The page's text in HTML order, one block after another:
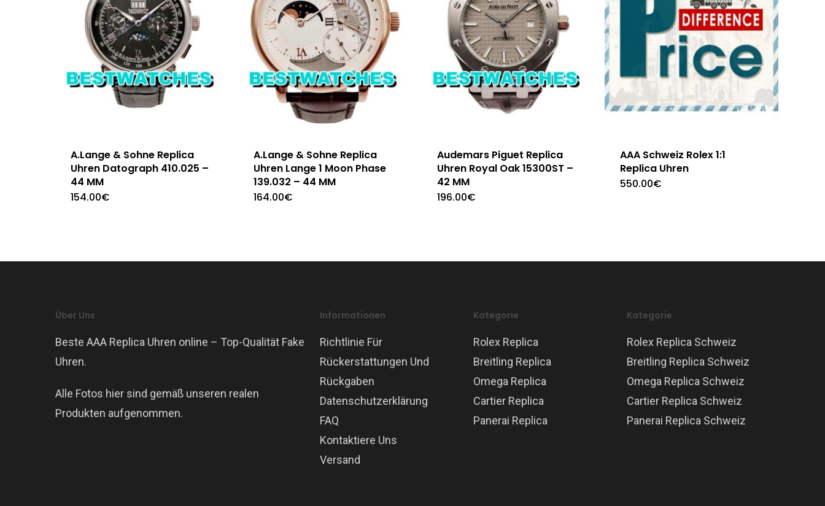
A.Lange & Sohne Replica
Uhren Datograph 410.025 –
44 MM
154.00€
A.Lange & Sohne Replica
Uhren Lange 1 Moon Phase
139.032 – 44 MM
164.00€
Audemars Piguet Replica
Uhren Royal Oak 15300ST –
42 MM
196.00€
AAA Schweiz Rolex 1:1
Replica Uhren
550.00€
Über Uns
Beste AAA Replica Uhren online – Top-Qualität Fake
Uhren.
Alle Fotos hier sind gemäß unseren realen
Produkten aufgenommen.
Informationen
Richtlinie Für
Rückerstattungen Und
Rückgaben
Datenschutzerklärung
FAQ
Kontaktiere Uns
Versand
Kategorie
Rolex Replica
Breitling Replica
Omega Replica
Cartier Replica
Panerai Replica
Kategorie
Rolex Replica Schweiz
Breitling Replica Schweiz
Omega Replica Schweiz
Cartier Replica Schweiz
Panerai Replica Schweiz